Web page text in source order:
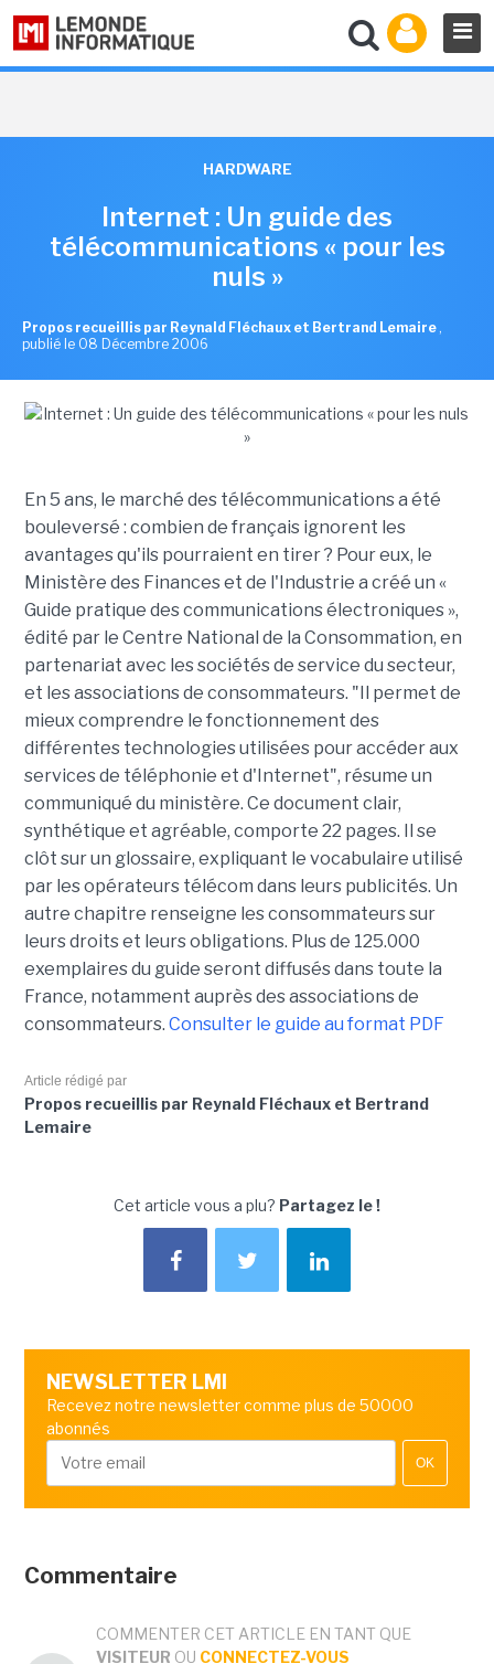
HARDWARE
Internet : Un guide des
télécommunications « pour les
nuls »
Propos recueillis par Reynald Fléchaux et Bertrand Lemaire ,
publié le 08 Décembre 2006
En 5 ans, le marché des télécommunications a été
bouleversé : combien de français ignorent les
avantages qu'ils pourraient en tirer ? Pour eux, le
Ministère des Finances et de l'Industrie a créé un «
Guide pratique des communications électroniques »,
édité par le Centre National de la Consommation, en
partenariat avec les sociétés de service du secteur,
et les associations de consommateurs. "Il permet de
mieux comprendre le fonctionnement des
différentes technologies utilisées pour accéder aux
services de téléphonie et d'Internet", résume un
communiqué du ministère. Ce document clair,
synthétique et agréable, comporte 22 pages. Il se
clôt sur un glossaire, expliquant le vocabulaire utilisé
par les opérateurs télécom dans leurs publicités. Un
autre chapitre renseigne les consommateurs sur
leurs droits et leurs obligations. Plus de 125.000
exemplaires du guide seront diffusés dans toute la
France, notamment auprès des associations de
consommateurs. Consulter le guide au format PDF
Article rédigé par
Propos recueillis par Reynald Fléchaux et Bertrand
Lemaire
Cet article vous a plu? Partagez le !
NEWSLETTER LMI
Recevez notre newsletter comme plus de 50000
abonnés
OK
Commentaire
COMMENTER CET ARTICLE EN TANT QUE
VISITEUR OU CONNECTEZ-VOUS